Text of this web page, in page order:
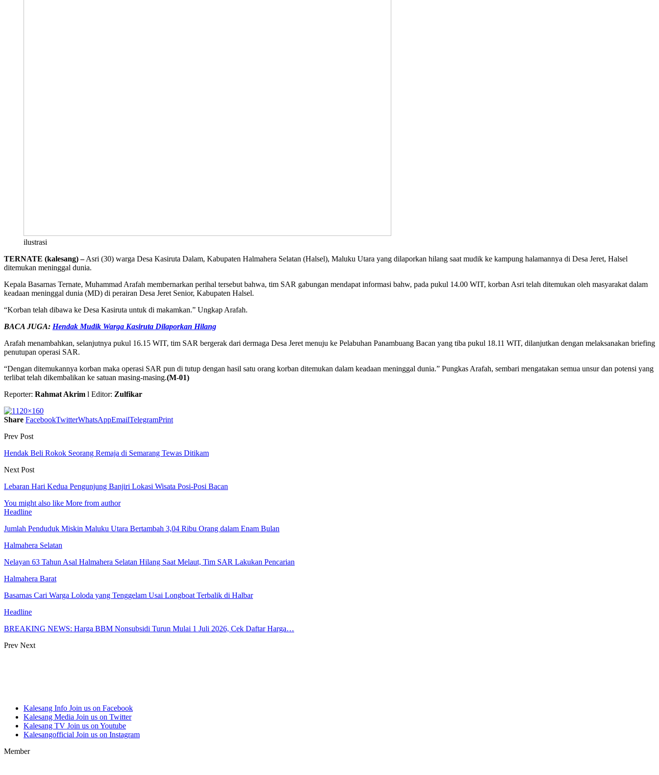
ilustrasi
TERNATE (kalesang) –Asri (30) warga Desa Kasiruta Dalam, Kabupaten Halmahera Selatan (Halsel), Maluku Utara yang dilaporkan hilang saat mudik ke kampung halamannya di Desa Jeret, Halsel
ditemukan meninggal dunia.
Kepala Basarnas Ternate, Muhammad Arafah membernarkan perihal tersebut bahwa, tim SAR gabungan mendapat informasi bahw, pada pukul 14.00 WIT, korban Asri telah ditemukan oleh masyarakat dalam
keadaan meninggal dunia (MD) di perairan Desa Jeret Senior, Kabupaten Halsel.
“Korban telah dibawa ke Desa Kasiruta untuk di makamkan.” Ungkap Arafah.
BACA JUGA: Hendak Mudik Warga Kasiruta Dilaporkan Hilang
Arafah menambahkan, selanjutnya pukul 16.15 WIT, tim SAR bergerak dari dermaga Desa Jeret menuju ke Pelabuhan Panambuang Bacan yang tiba pukul 18.11 WIT, dilanjutkan dengan melaksanakan briefing
penutupan operasi SAR.
“Dengan ditemukannya korban maka operasi SAR pun di tutup dengan hasil satu orang korban ditemukan dalam keadaan meninggal dunia.” Pungkas Arafah, sembari mengatakan semua unsur dan potensi yang
terlibat telah dikembalikan ke satuan masing-masing.(M-01)
Reporter: Rahmat Akrim l Editor: Zulfikar
Share FacebookTwitterWhatsAppEmailTelegramPrint
Prev Post
Hendak Beli Rokok Seorang Remaja di Semarang Tewas Ditikam
Next Post
Lebaran Hari Kedua Pengunjung Banjiri Lokasi Wisata Posi-Posi Bacan
You might also like More from author
Headline
Jumlah Penduduk Miskin Maluku Utara Bertambah 3,04 Ribu Orang dalam Enam Bulan
Halmahera Selatan
Nelayan 63 Tahun Asal Halmahera Selatan Hilang Saat Melaut, Tim SAR Lakukan Pencarian
Halmahera Barat
Basarnas Cari Warga Loloda yang Tenggelam Usai Longboat Terbalik di Halbar
Headline
BREAKING NEWS: Harga BBM Nonsubsidi Turun Mulai 1 Juli 2026, Cek Daftar Harga…
Prev Next
Kalesang Info Join us on Facebook
Kalesang Media Join us on Twitter
Kalesang TV Join us on Youtube
Kalesangofficial Join us on Instagram
Member